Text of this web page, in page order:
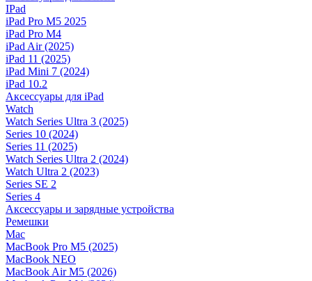
IPad
iPad Pro M5 2025
iPad Pro M4
iPad Air (2025)
iPad 11 (2025)
iPad Mini 7 (2024)
iPad 10.2
Аксессуары для iPad
Watch
Watch Series Ultra 3 (2025)
Series 10 (2024)
Series 11 (2025)
Watch Series Ultra 2 (2024)
Watch Ultra 2 (2023)
Series SE 2
Series 4
Аксессуары и зарядные устройства
Ремешки
Mac
MacBook Pro M5 (2025)
MacBook NEO
MacBook Air M5 (2026)